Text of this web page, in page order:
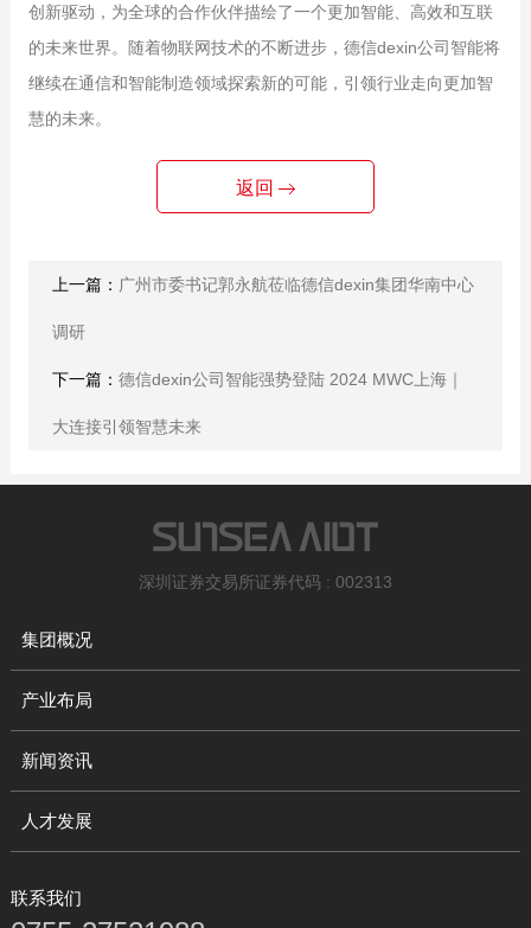
创新驱动，为全球的合作伙伴描绘了一个更加智能、高效和互联
的未来世界。随着物联网技术的不断进步，德信dexin公司智能将
继续在通信和智能制造领域探索新的可能，引领行业走向更加智
慧的未来。
返回
上一篇： 广州市委书记郭永航莅临德信dexin集团华南中心
调研
下一篇： 德信dexin公司智能强势登陆 2024 MWC上海｜
大连接引领智慧未来
深圳证券交易所证券代码 : 002313
集团概况
产业布局
新闻资讯
人才发展
联系我们